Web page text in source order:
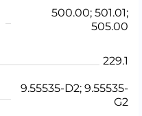
500.00; 501.01;
505.00
229.1
9.55535-D2; 9.55535-
G2